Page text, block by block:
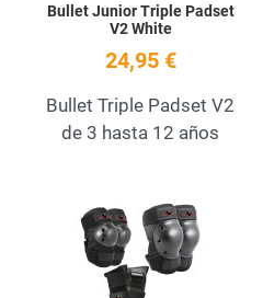
Bullet Junior Triple Padset
V2 White
24,95 €
Bullet Triple Padset V2
de 3 hasta 12 años
Add to Wishlist
Quick View